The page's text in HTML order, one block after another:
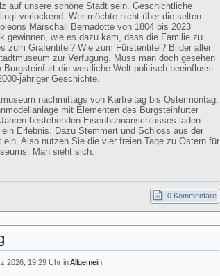
auf unsere schöne Stadt sein. Geschichtliche
verlockend. Wer möchte nicht über die selten
Marschall Bernadotte von 1804 bis 2023
gewinnen, wie es dazu kam, dass die Familie zu
zum Grafentitel? Wie zum Fürstentitel? Bilder aller
zur Verfügung. Muss man doch gesehen
Burgsteinfurt die westliche Welt politisch beeinflusst
jähriger Geschichte.
nachmittags von Karfreitag bis Ostermontag.
mit Elementen des Burgsteinfurter
bestehenden Eisenbahnanschlusses laden
Erlebnis. Dazu Stemmert und Schloss aus der
Also nutzen Sie die vier freien Tage zu Ostern für
Man sieht sich.
0 Kommentare
2026, 19:29 Uhr inAllgemein